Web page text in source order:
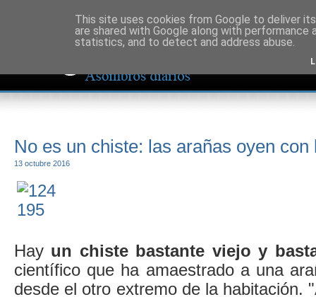
No es un chiste: las arañas oyen con
13 octubre 2016
Hay un chiste bastante viejo y
científico que ha amaestrado a una
desde el otro extremo de la habitación.
This site uses cookies from Google to deliver
are shared with Google along with
statistics, and to detect and address abuse.